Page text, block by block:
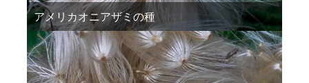
アメリカオニアザミの種